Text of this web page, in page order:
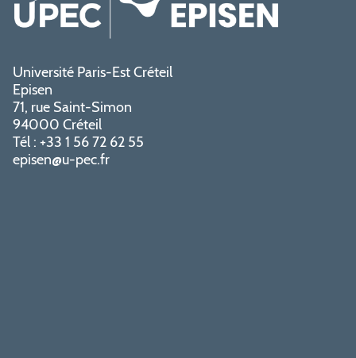
Université Paris-Est Créteil
Episen
71, rue Saint-Simon
94000 Créteil
Tél : +33 1 56 72 62 55
episen@u-pec.fr